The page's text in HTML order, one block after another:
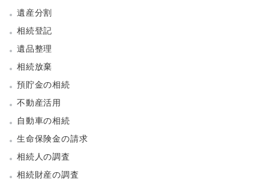
遺産分割
相続登記
遺品整理
相続放棄
預貯金の相続
不動産活用
自動車の相続
生命保険金の請求
相続人の調査
相続財産の調査